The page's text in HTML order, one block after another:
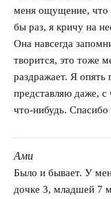
меня ощущение, что
бы раз, я кричу на
Она навсегда
творится, это тоже
раздражает. Я опять
представляю даже,
что-нибудь. Спасибо
Ами
говорит:
Было и бывает. У
дочке 3, младшей 7